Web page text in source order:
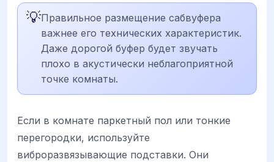
💡Правильное размещение сабвуфера
важнее его технических характеристик.
Даже дорогой буфер будет звучать
плохо в акустически неблагоприятной
точке комнаты.
Если в комнате паркетный пол или тонкие
перегородки, используйте
виброразвязывающие подставки. Они